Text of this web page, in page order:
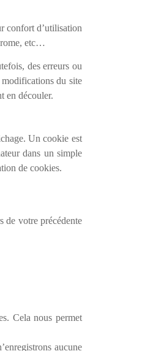
confort d’utilisation
etc…
des erreurs ou
modifications du site
en découler.
Un cookie est
dans un simple
de cookies.
de votre précédente
Cela nous permet
aucune